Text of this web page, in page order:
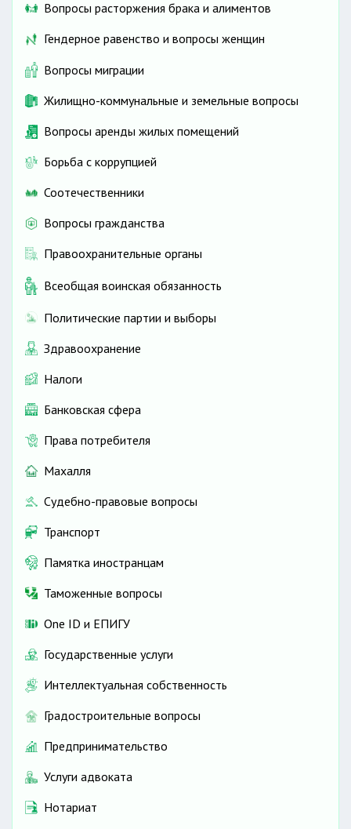
Вопросы расторжения брака и алиментов
Гендерное равенство и вопросы женщин
Вопросы миграции
Жилищно-коммунальные и земельные вопросы
Вопросы аренды жилых помещений
Борьба с коррупцией
Соотечественники
Вопросы гражданства
Правоохранительные органы
Всеобщая воинская обязанность
Политические партии и выборы
Здравоохранение
Налоги
Банковская сфера
Права потребителя
Махалля
Судебно-правовые вопросы
Транспорт
Памятка иностранцам
Таможенные вопросы
One ID и ЕПИГУ
Государственные услуги
Интеллектуальная собственность
Градостроительные вопросы
Предпринимательство
Услуги адвоката
Нотариат